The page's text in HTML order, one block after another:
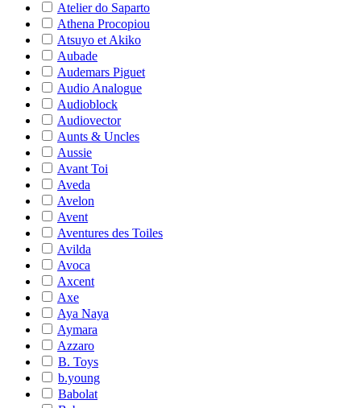
Atelier do Saparto
Athena Procopiou
Atsuyo et Akiko
Aubade
Audemars Piguet
Audio Analogue
Audioblock
Audiovector
Aunts & Uncles
Aussie
Avant Toi
Aveda
Avelon
Avent
Aventures des Toiles
Avilda
Avoca
Axcent
Axe
Aya Naya
Aymara
Azzaro
B. Toys
b.young
Babolat